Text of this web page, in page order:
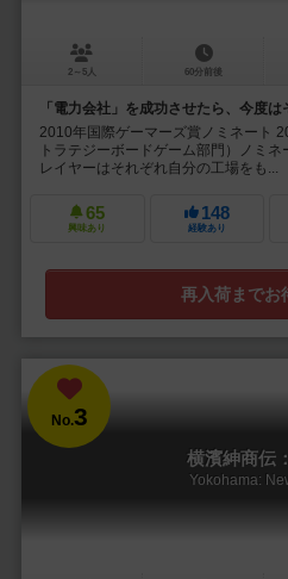
2～5人 60分前後
「電力会社」を成功させたら、今度
2010年国際ゲーマーズ賞ノミネート
トラテジーボードゲーム部門）ノ
レイヤーはそれぞれ自分の工場をも...
65
興味あり
148
経験あり
再入荷までお
No.3
横濱紳商伝
Yokohama: